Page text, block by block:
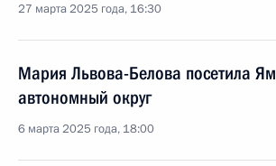
27 марта 2025 года, 16:30
Мария Львова-Белова посетила
автономный округ
6 марта 2025 года, 18:00